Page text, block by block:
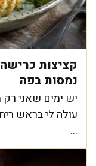
קציצות
נמסות בפה
יש ימים שאני
עולה לי בראש
...